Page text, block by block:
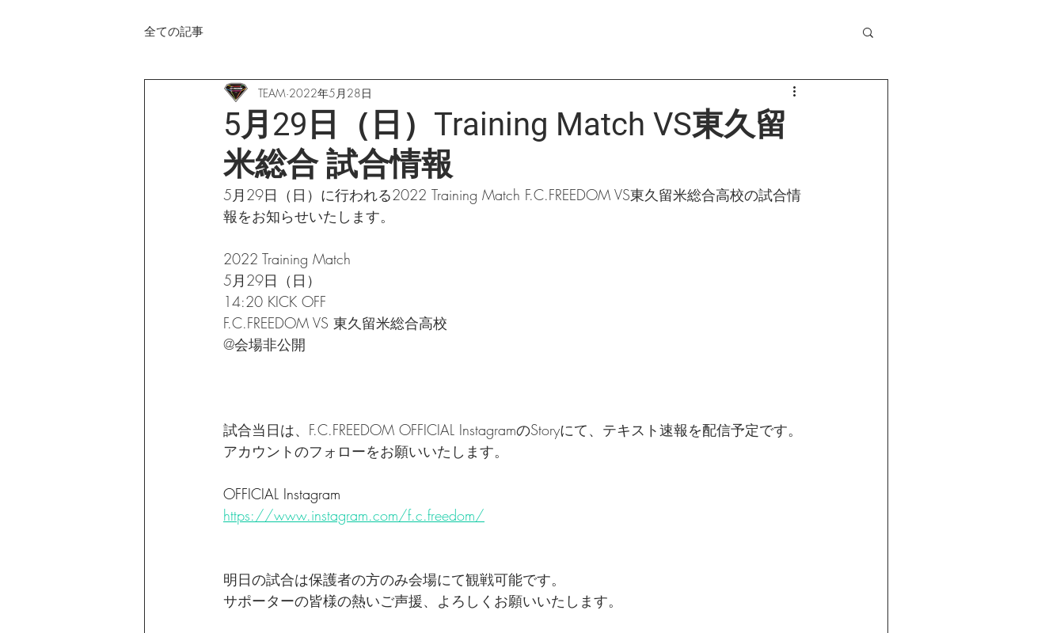
全ての記事
5月29日（日）Training Match VS東久留
米総合 試合情報
TEAM 2022年5月28日
5月29日（日）に行われる2022 Training Match F.C.FREEDOM VS東久留米総合高校の試合情
報をお知らせいたします。
2022 Training Match
5月29日（日）
14:20 KICK OFF
F.C.FREEDOM VS 東久留米総合高校
@会場非公開
試合当日は、F.C.FREEDOM OFFICIAL InstagramのStoryにて、テキスト速報を配信予定です。
アカウントのフォローをお願いいたします。
OFFICIAL Instagram
https://www.instagram.com/f.c.freedom/
明日の試合は保護者の方のみ会場にて観戦可能です。
サポーターの皆様の熱いご声援、よろしくお願いいたします。